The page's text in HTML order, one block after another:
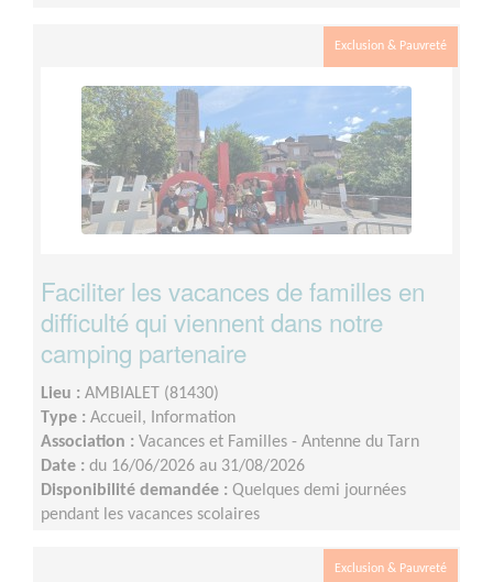
Exclusion & Pauvreté
Faciliter les vacances de familles en
difficulté qui viennent dans notre
camping partenaire
Lieu : AMBIALET (81430)
Type : Accueil, Information
Association : Vacances et Familles - Antenne du Tarn
Date : du 16/06/2026 au 31/08/2026
Disponibilité demandée : Quelques demi journées
pendant les vacances scolaires
Exclusion & Pauvreté